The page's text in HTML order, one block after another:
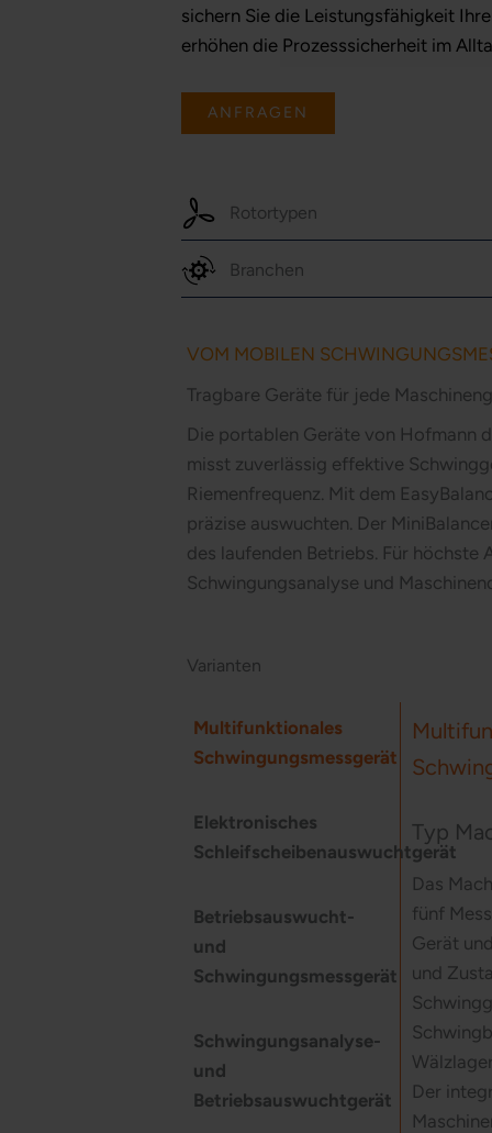
sichern Sie die Leistungsfähigkeit
erhöhen die Prozesssicherheit im
ANFRAGEN
Rotortypen
Branchen
VOM MOBILEN
Tragbare Geräte für jede
Die portablen Geräte von Hofmann
misst zuverlässig effektive
Riemenfrequenz. Mit dem
präzise auswuchten. Der
des laufenden Betriebs. Für
Schwingungsanalyse und
Varianten
Multifunktionales
Schwingungsmessgerät
Elektronisches
Schleifscheibenauswuchtgerät
Betriebsauswucht-
und
Schwingungsmessgerät
Schwingungsanalyse-
und
Betriebsauswuchtgerät
Typ
Das
fünf
Gerät
und
Der